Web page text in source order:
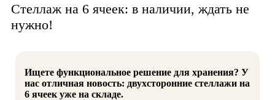
Стеллаж на 6 ячеек: в наличии, ждать не
нужно!
Ищете функциональное решение для хранения? У
нас отличная новость: двухсторонние стеллажи на
6 ячеек уже на складе.